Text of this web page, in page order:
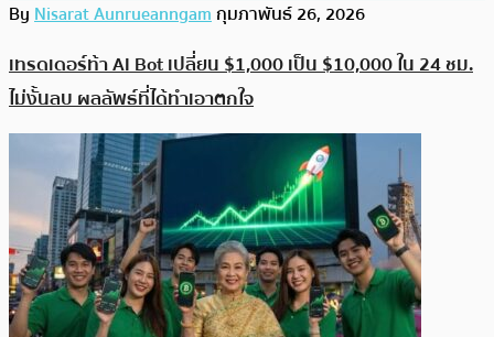
ByNisarat Aunrueanngamกุมภาพันธ์ 26, 2026
เทรดเดอร์ท้า AI Bot เปลี่ยน $1,000 เป็น $10,000 ใน 24 ชม.
ไม่งั้นลบ ผลลัพธ์ที่ได้ทำเอาตกใจ